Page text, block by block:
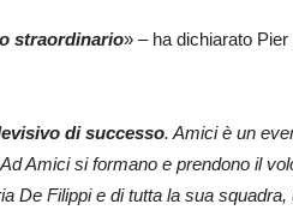
straordinario» – ha dichiarato Pier
di successo. Amici è un
Amici si formano e prendono il
De Filippi e di tutta la sua squadra,